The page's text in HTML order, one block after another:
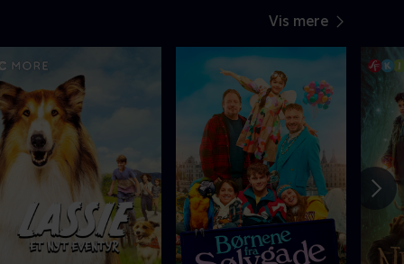
Vis mere